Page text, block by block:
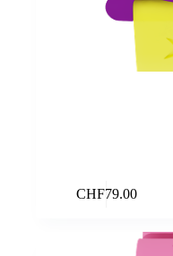
CHF79.00